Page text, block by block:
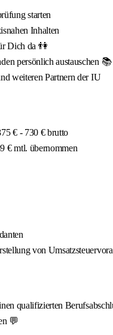
starten
Inhalten
Dich da 👫
persönlich austauschen 📚
weiteren Partnern der IU
€ - 730 € brutto
€ mtl. übernommen
von
qualifizierten
💬